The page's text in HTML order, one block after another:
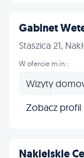
Gabinet
Staszica 21,
W ofercie m.in.:
Wizyty
Zobacz profil
Nakielskie